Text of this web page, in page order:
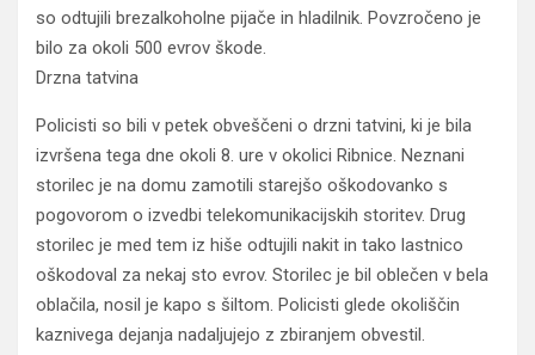
so odtujili brezalkoholne pijače in hladilnik. Povzročeno je
bilo za okoli 500 evrov škode.
Drzna tatvina
Policisti so bili v petek obveščeni o drzni tatvini, ki je bila
izvršena tega dne okoli 8. ure v okolici Ribnice. Neznani
storilec je na domu zamotili starejšo oškodovanko s
pogovorom o izvedbi telekomunikacijskih storitev. Drug
storilec je med tem iz hiše odtujili nakit in tako lastnico
oškodoval za nekaj sto evrov. Storilec je bil oblečen v bela
oblačila, nosil je kapo s šiltom. Policisti glede okoliščin
kaznivega dejanja nadaljujejo z zbiranjem obvestil.